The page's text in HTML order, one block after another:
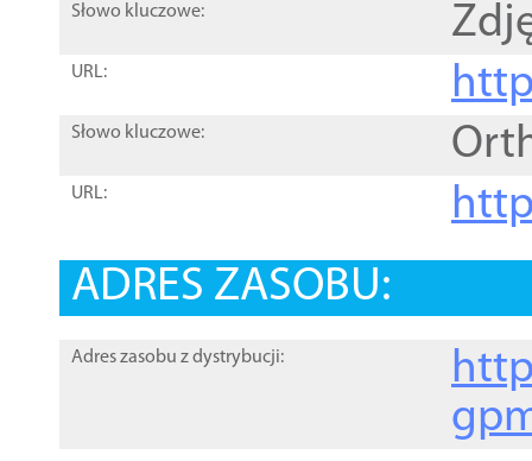
Słowo kluczowe:
URL:
Słowo kluczowe:
URL:
ADRES ZASOBU:
Adres zasobu z dystrybucji: